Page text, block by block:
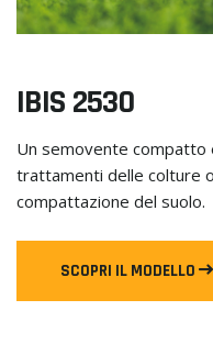
IBIS 2530
Un semovente
trattamenti delle colture
compattazione del suolo.
SCOPRI IL MODELLO